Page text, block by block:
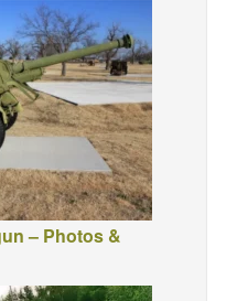
– Photos &